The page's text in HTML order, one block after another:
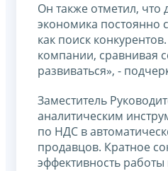
Он также отметил,
экономика постоянно
как поиск
компании, сравнивая
развиваться», -
Заместитель
аналитическим
по НДС в
продавцов. Кратное
эффективность